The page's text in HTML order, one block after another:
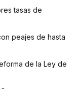
tasas de
peajes de hasta
de la Ley de